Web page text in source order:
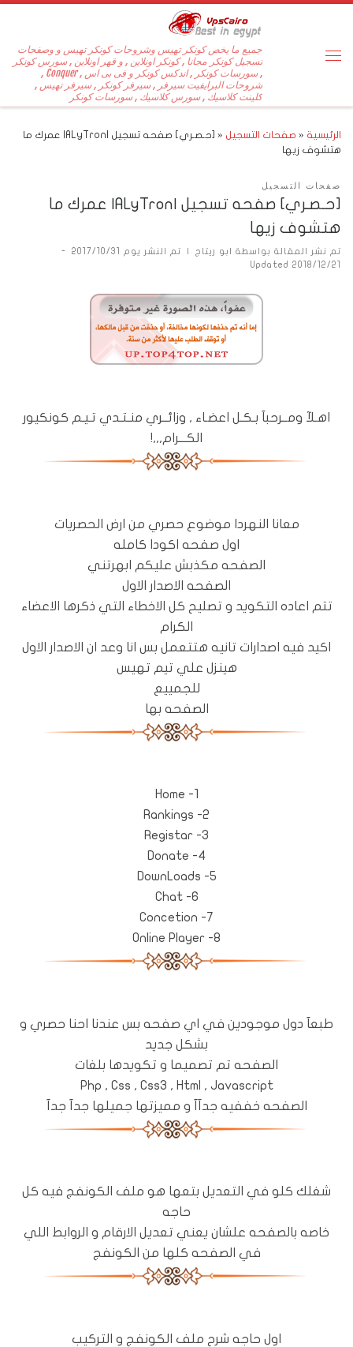
جميع ما يخص كونكر تهيس وشروحات كونكر تهيس و وصفحات
تسجيل كونكر مجانا , كونكر اونلاين , و قهر اونلاين , سورس كونكر
, سورسات كونكر , اندكس كونكر و فى بى اس , Conquer ,
شروحات البرايفيت سيرفر , سيرفر كونكر , سيرفر تهيس ,
كلينت كلاسيك , سورس كلاسيك , سورسات كونكر
الرئيسية « صفحات التسجيل «
[حـصـري] صفحه تسجيل |ALyTron| عمرك ما
هتشوف زيها
صفحات التسجيل
[حـصـري] صفحه تسجيل |ALyTron| عمرك ما
هتشوف زيها
تم نشر المقالة بواسطة ابو ريتاج تم النشر يوم 2017/10/31
-
Updated 2018/12/21
اهـلآ ومــرحبآ بـكـل اعضـاء , وزائــري منـتـدي تـيـم كونكيور
الكـــرام,,,!
معانا النهردا موضوع حصري من ارض الحصريات
اول صفحه اكودا كامله
الصفحه مكذبش عليكم ابهرتني
الصفحه الاصدار الاول
تتم اعاده التكويد و تصليح كل الاخطاء التي ذكرها الاعضاء
الكرام
اكيد فيه اصدارات تانيه هتتعمل بس انا وعد ان الاصدار الاول
هينزل علي تيم تهيس
للجمييع
الصفحه بها
1- Home
2- Rankings
3- Registar
4- Donate
5- DownLoads
6- Chat
7- Concetion
8- Online Player
طبعآ دول موجودين في اي صفحه بس عندنا احنا حصري و
بشكل جديد
الصفحه تم تصميما و تكويدها بلغات
Php , Css , Css3 , Html , Javascript
الصفحه خففيه جدآآ و مميزتها جميلها جدآ جدآ
شغلك كلو في التعديل بتعها هو ملف الكونفج فيه كل
حاجه
خاصه بالصفحه علشان يعني تعديل الارقام و الروابط اللي
في الصفحه كلها من الكونفج
اول حاجه شرح ملف الكونفج و التركيب